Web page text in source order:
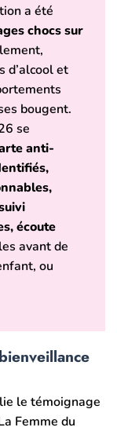
a été
chocs sur
d’alcool et
bougent.
se
anti-
écoute
avant de
ou
le témoignage
Femme du